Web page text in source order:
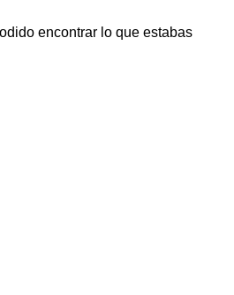
encontrar lo que estabas